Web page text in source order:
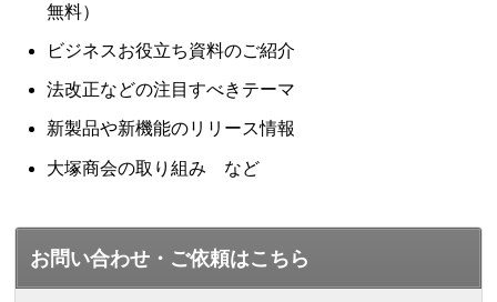
無料）
ビジネスお役立ち資料のご紹介
法改正などの注目すべきテーマ
新製品や新機能のリリース情報
大塚商会の取り組み など
お問い合わせ・ご依頼はこちら